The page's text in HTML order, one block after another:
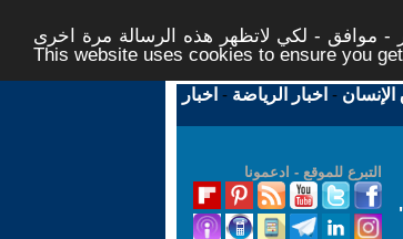
- موافق - لكي لاتظهر هذه الرسالة مرة اخرى -
This website uses cookies to ensure you
الإنسان - اخبار الرياضة - اخبار
التبرع للموقع - ادعمونا